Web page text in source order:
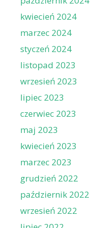
kwiecień 2024
marzec 2024
styczeń 2024
listopad 2023
wrzesień 2023
lipiec 2023
czerwiec 2023
maj 2023
kwiecień 2023
marzec 2023
grudzień 2022
październik 2022
wrzesień 2022